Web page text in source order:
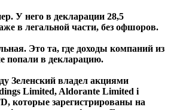
У него в декларации 28,5
в легальной части, без офшоров.
Это та, где доходы компаний из
попали в декларацию.
Зеленский владел акциями
Limited, Aldorante Limited і
которые зарегистрированы на